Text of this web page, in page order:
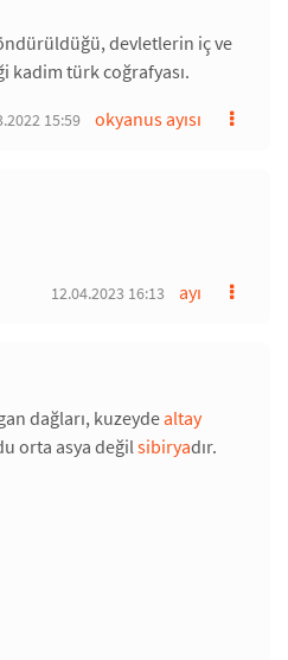
devletlerin iç ve
kadim türk coğrafyası.
okyanus ayısı
15:59
ayı
12.04.2023 16:13
dağları, kuzeydealtay
orta asya değilsibiryadır.